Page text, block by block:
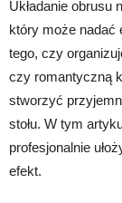
Układanie obrusu
który może nadać
tego, czy
czy romantyczną
stworzyć
stołu. W tym
profesjonalnie
efekt.